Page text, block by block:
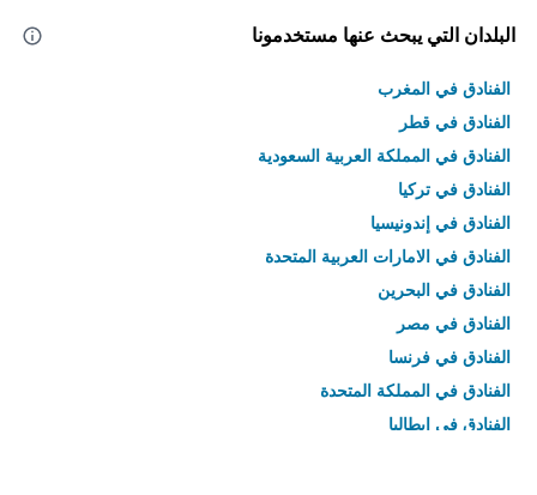
البلدان التي يبحث عنها مستخدمونا
الفنادق في المغرب
الفنادق في قطر
الفنادق في المملكة العربية السعودية
الفنادق في تركيا
الفنادق في إندونيسيا
الفنادق في الامارات العربية المتحدة
الفنادق في البحرين
الفنادق في مصر
الفنادق في فرنسا
الفنادق في المملكة المتحدة
الفنادق في إيطاليا